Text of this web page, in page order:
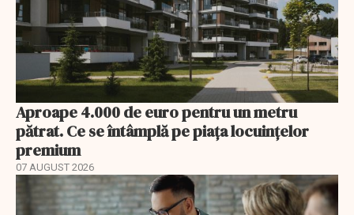
Aproape 4.000 de euro pentru un metru
pătrat. Ce se întâmplă pe piața locuințelor
premium
07 AUGUST 2026